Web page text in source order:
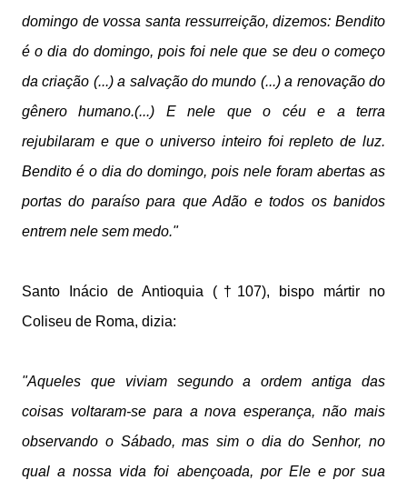
domingo de vossa santa ressurreição, dizemos: Bendito
é o dia do domingo, pois foi nele que se deu o começo
da criação (...) a salvação do mundo (...) a renovação do
gênero humano.(...) E nele que o céu e a terra
rejubilaram e que o universo inteiro foi repleto de luz.
Bendito é o dia do domingo, pois nele foram abertas as
portas do paraíso para que Adão e todos os banidos
entrem nele sem medo."
Santo Inácio de Antioquia (†107), bispo mártir no
Coliseu de Roma, dizia:
"Aqueles que viviam segundo a ordem antiga das
coisas voltaram-se para a nova esperança, não mais
observando o Sábado, mas sim o dia do Senhor, no
qual a nossa vida foi abençoada, por Ele e por sua